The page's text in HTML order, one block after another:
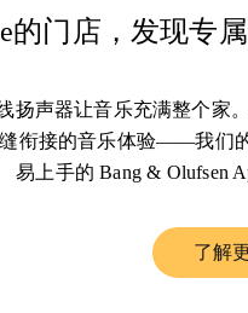
门店，发现专
扬声器让音乐充满整个家
衔接的音乐体验——我们
易上手的 Bang & Olufsen
了解